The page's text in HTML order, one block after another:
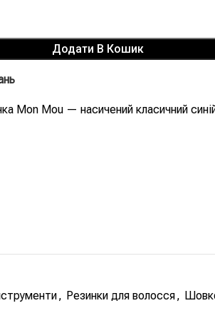
Додати В Кошик
Mon Mou — насичений класичний
, Резинки для волосся,